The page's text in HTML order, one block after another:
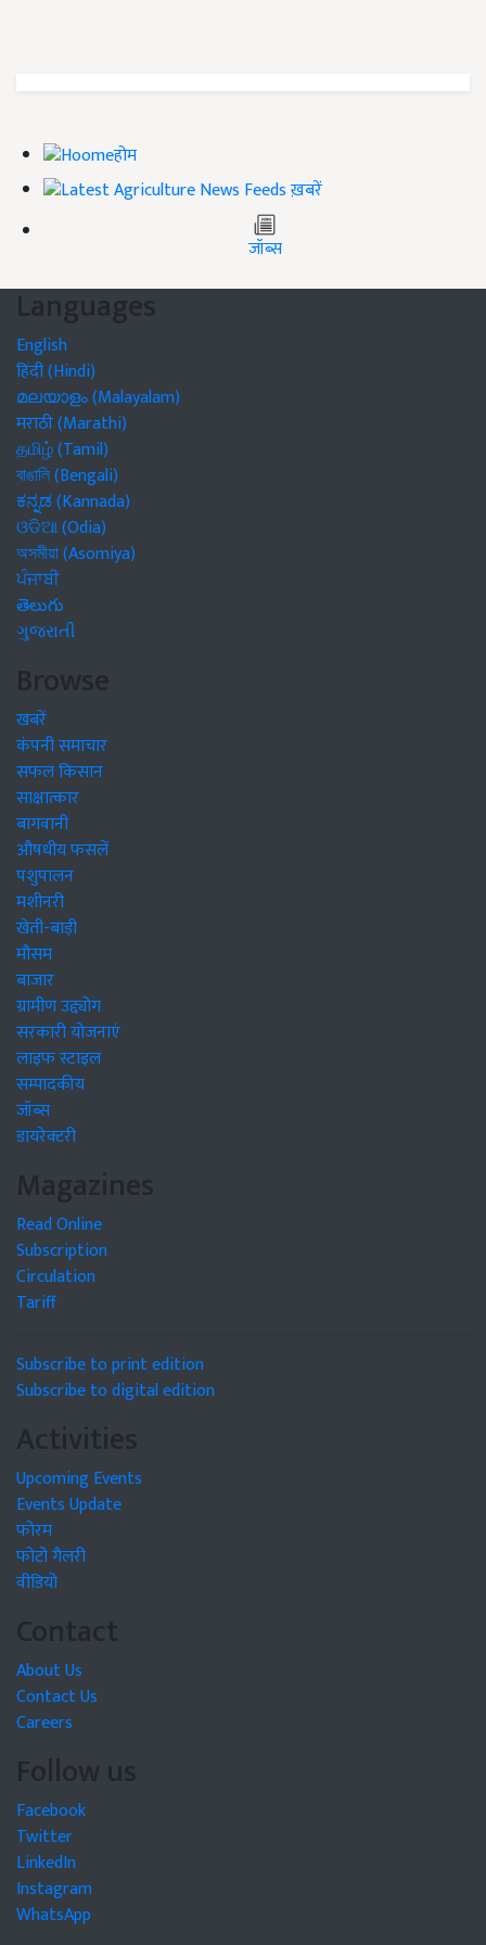
होम
ख़बरें
जॉब्स
Languages
English
हिंदी (Hindi)
മലയാളം (Malayalam)
मराठी (Marathi)
தமிழ் (Tamil)
বাঙালি (Bengali)
ಕನ್ನಡ (Kannada)
ଓଡିଆ (Odia)
অসমীয়া (Asomiya)
ਪੰਜਾਬੀ
తెలుగు
ગુજરાતી
Browse
खबरें
कंपनी समाचार
सफल किसान
साक्षात्कार
बागवानी
औषधीय फसलें
पशुपालन
मशीनरी
खेती-बाड़ी
मौसम
बाजार
ग्रामीण उद्द्योग
सरकारी योजनाएं
लाइफ स्टाइल
सम्पादकीय
जॉब्स
डायरेक्टरी
Magazines
Read Online
Subscription
Circulation
Tariff
Subscribe to print edition
Subscribe to digital edition
Activities
Upcoming Events
Events Update
फोरम
फोटो गैलरी
वीडियो
Contact
About Us
Contact Us
Careers
Follow us
Facebook
Twitter
LinkedIn
Instagram
WhatsApp